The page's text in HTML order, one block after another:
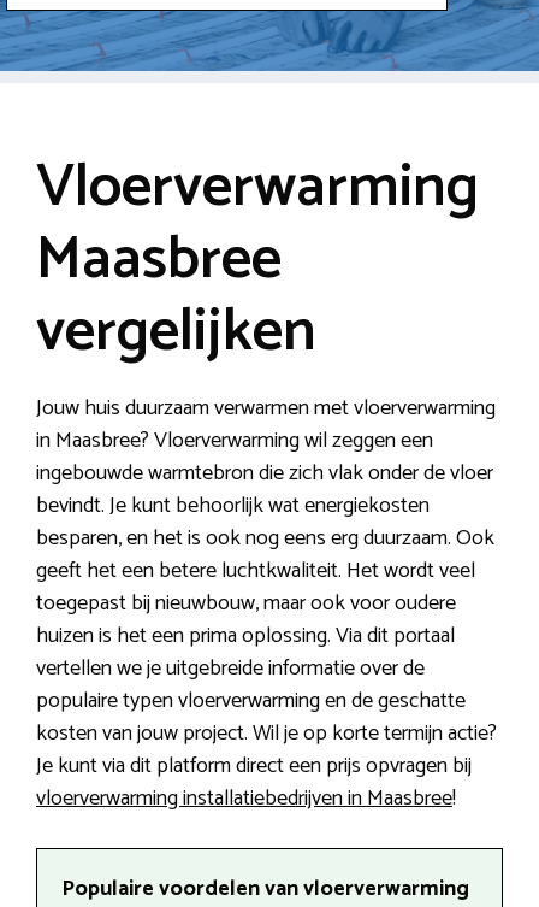
Vloerverwarming
Maasbree
vergelijken
Jouw huis duurzaam verwarmen met vloerverwarming
in Maasbree? Vloerverwarming wil zeggen een
ingebouwde warmtebron die zich vlak onder de vloer
bevindt. Je kunt behoorlijk wat energiekosten
besparen, en het is ook nog eens erg duurzaam. Ook
geeft het een betere luchtkwaliteit. Het wordt veel
toegepast bij nieuwbouw, maar ook voor oudere
huizen is het een prima oplossing. Via dit portaal
vertellen we je uitgebreide informatie over de
populaire typen vloerverwarming en de geschatte
kosten van jouw project. Wil je op korte termijn actie?
Je kunt via dit platform direct een prijs opvragen bij
vloerverwarming installatiebedrijven in Maasbree!
Populaire voordelen van vloerverwarming